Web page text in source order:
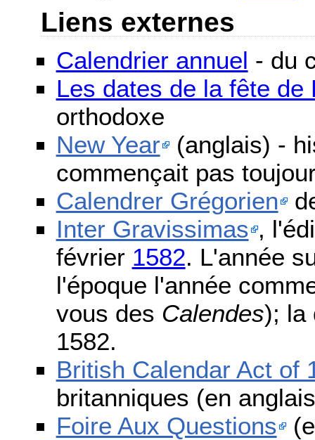
Liens externes
Calendrier annuel - du
Les dates de la fête de
orthodoxe
New Year (anglais) -
commençait pas
Calendrer Grégorien
Inter Gravissimas ,
février 1582. L'année
l'époque l'année
vous des Calendes); la
1582.
British Calendar Act of
britanniques (en
Foire Aux Questions